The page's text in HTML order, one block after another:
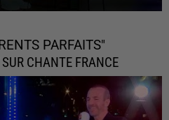
PARFAITS"
CHANTE FRANCE